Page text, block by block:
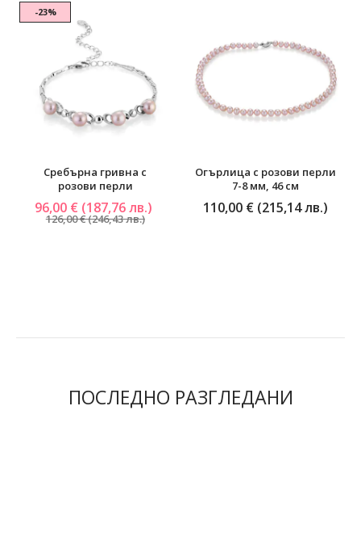
-23%
Сребърна гривна с
розови перли
96,00 € (187,76 лв.)
126,00 € (246,43 лв.)
Огърлица с розови перли
7-8 мм, 46 см
110,00 € (215,14 лв.)
ПОСЛЕДНО РАЗГЛЕДАНИ